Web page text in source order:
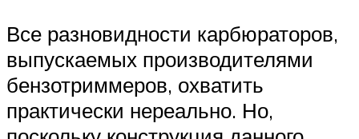
Все разновидности карбюраторов,
выпускаемых производителями
бензотриммеров, охватить
практически нереально. Но,